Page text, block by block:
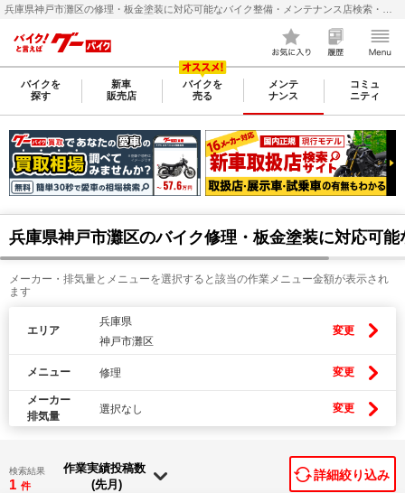
バイクを
探す
新車
販売店
バイクを
売る
メンテ
ナンス
コミュ
ニティ
兵庫県神戸市灘区のバイク修理・板金塗装に対応可能
メーカー・排気量とメニューを選択すると該当の作業メニュー金額が表示され
ます
エリア
兵庫県
神戸市灘区
変更
メニュー 修理 変更
メーカー
排気量
選択なし 変更
検索結果
1 件
詳細絞り込み